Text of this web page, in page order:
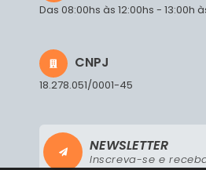
Das 08:00hs às 12:00hs - 13:00h
CNPJ
18.278.051/0001-45
NEWSLETTER
Inscreva-se e